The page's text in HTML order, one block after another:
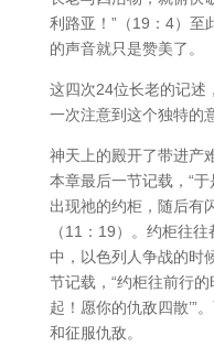
利路亚！”（19：4）至
的声音就只是赞美了。
这四次24位长老的记述
一次注意到这个独特的
神天上的殿开了带进产
本章最后一节记载，“
出现祂的约柜，随后有
（11：19）。约柜往
中，以色列人争战的时
节记载，“约柜往前行
起！愿你的仇敌四散’”
和征服仇敌。